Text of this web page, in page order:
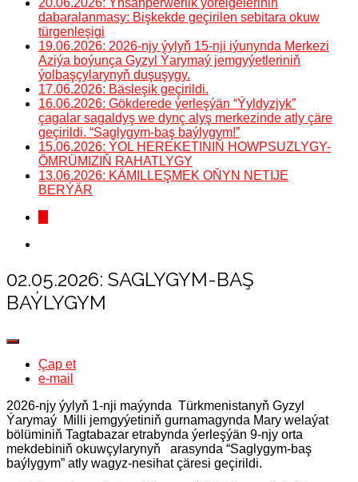
20.06.2026: Ynsanperwerlik ýörelgeleriniň
dabaralanmasy: Bişkekde geçirilen sebitara okuw
türgenleşigi
19.06.2026: 2026-njy ýylyň 15-nji iýunynda Merkezi
Aziýa boýunça Gyzyl Ýarymaý jemgyýetleriniň
ýolbaşçylarynyň duşuşygy.
17.06.2026: Bäsleşik geçirildi.
16.06.2026: Gökderede ýerleşýän “Ýyldyzjyk”
çagalar sagaldyş we dynç alyş merkezinde atly çäre
geçirildi. “Saglygym-baş baýlygym!”
15.06.2026: ÝOL HEREKETINIŇ HOWPSUZLYGY-
ÖMRÜMIZIŇ RAHATLYGY
13.06.2026: KÄMILLEŞMEK OŇYN NETIJE
BERÝÄR
02.05.2026: SAGLYGYM-BAŞ
BAÝLYGYM
Çap et
e-mail
2026-njy ýylyň 1-nji maýynda Türkmenistanyň Gyzyl
Ýarymaý Milli jemgyýetiniň gurnamagynda Mary welaýat
bölüminiň Tagtabazar etrabynda ýerleşýän 9-njy orta
mekdebiniň okuwçylarynyň arasynda “Saglygym-baş
baýlygym” atly wagyz-nesihat çäresi geçirildi.